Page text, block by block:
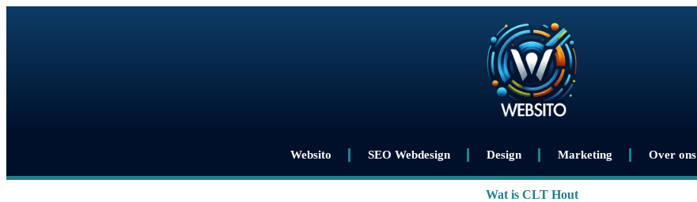
Websito SEO Webdesign Design Marketing Over ons
Wat is CLT Hout